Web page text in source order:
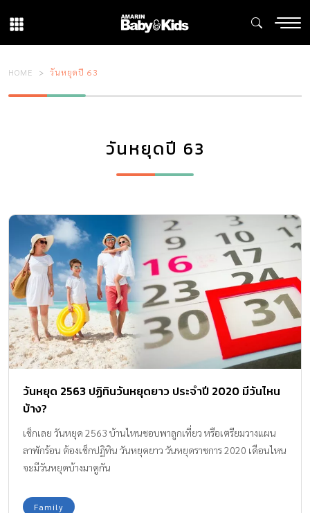
HOME วันหยุดปี 63
วันหยุดปี 63
วันหยุด 2563 ปฏิทินวันหยุดยาว ประจำปี 2020 มีวันไหน
บ้าง?
เช็กเลย วันหยุด 2563 บ้านไหนชอบพาลูกเที่ยว หรือเตรียมวางแผน
ลาพักร้อน ต้องเช็กปฏิทิน วันหยุดยาว วันหยุดราชการ 2020 เดือนไหน
จะมีวันหยุดบ้างมาดูกัน
Family